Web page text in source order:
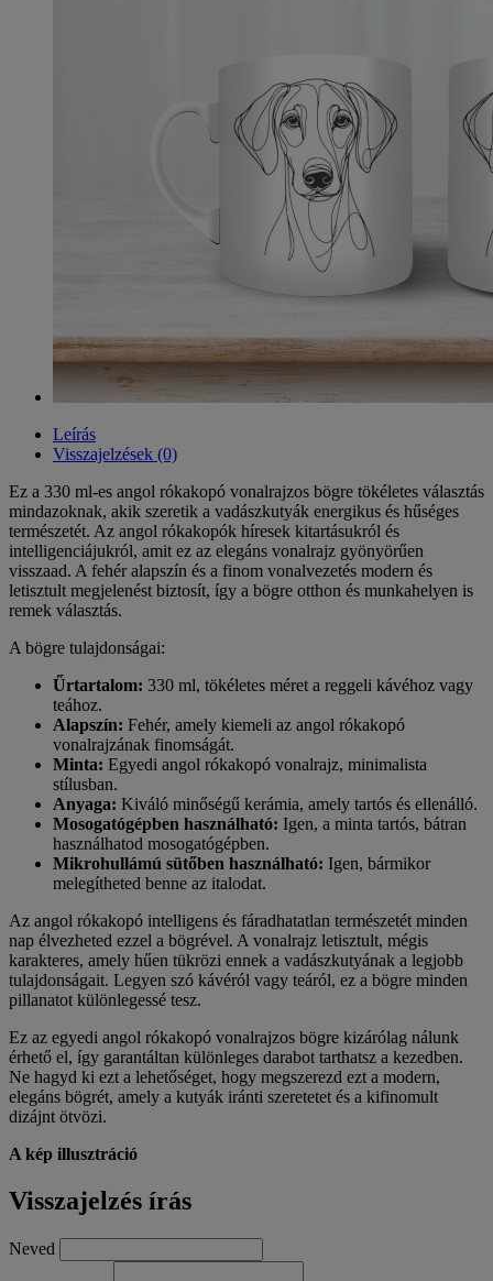
Leírás
Visszajelzések (0)
Ez a 330 ml-es angol rókakopó vonalrajzos bögre tökéletes választás
mindazoknak, akik szeretik a vadászkutyák energikus és hűséges
természetét. Az angol rókakopók híresek kitartásukról és
intelligenciájukról, amit ez az elegáns vonalrajz gyönyörűen
visszaad. A fehér alapszín és a finom vonalvezetés modern és
letisztult megjelenést biztosít, így a bögre otthon és munkahelyen is
remek választás.
A bögre tulajdonságai:
Űrtartalom: 330 ml, tökéletes méret a reggeli kávéhoz vagy
teához.
Alapszín: Fehér, amely kiemeli az angol rókakopó
vonalrajzának finomságát.
Minta: Egyedi angol rókakopó vonalrajz, minimalista
stílusban.
Anyaga: Kiváló minőségű kerámia, amely tartós és ellenálló.
Mosogatógépben használható: Igen, a minta tartós, bátran
használhatod mosogatógépben.
Mikrohullámú sütőben használható: Igen, bármikor
melegítheted benne az italodat.
Az angol rókakopó intelligens és fáradhatatlan természetét minden
nap élvezheted ezzel a bögrével. A vonalrajz letisztult, mégis
karakteres, amely hűen tükrözi ennek a vadászkutyának a legjobb
tulajdonságait. Legyen szó kávéról vagy teáról, ez a bögre minden
pillanatot különlegessé tesz.
Ez az egyedi angol rókakopó vonalrajzos bögre kizárólag nálunk
érhető el, így garantáltan különleges darabot tarthatsz a kezedben.
Ne hagyd ki ezt a lehetőséget, hogy megszerezd ezt a modern,
elegáns bögrét, amely a kutyák iránti szeretetet és a kifinomult
dizájnt ötvözi.
A kép illusztráció
Visszajelzés írás
Neved